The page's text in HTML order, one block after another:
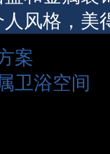
风格，美
案
卫浴空间